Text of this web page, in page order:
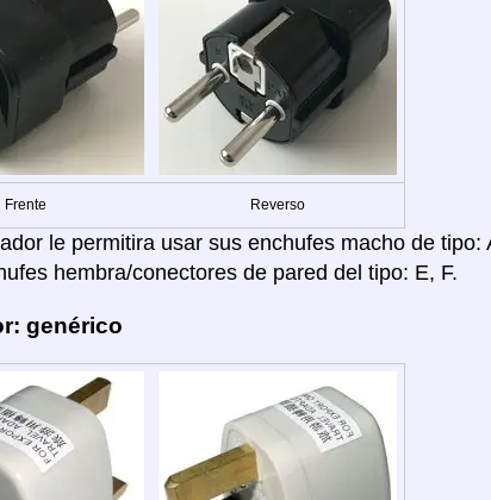
Frente Reverso
le permitira usar sus enchufes macho de tipo:
hembra/conectores de pared del tipo: E, F.
genérico